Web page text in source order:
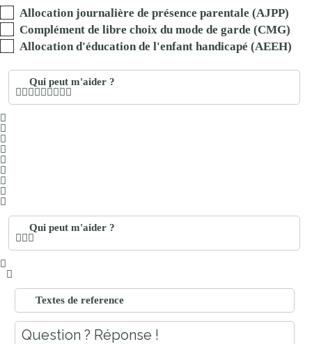
Allocation journalière de présence parentale (AJPP)
Complément de libre choix du mode de garde (CMG)
Allocation d'éducation de l'enfant handicapé (AEEH)
Qui peut m'aider ?
Qui peut m'aider ?
Textes de reference
Question ? Réponse !